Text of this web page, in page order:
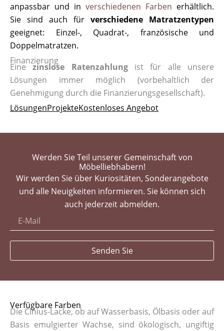
anpassbar und in verschiedenen Farben erhältlich.
Sie sind auch für verschiedene Matratzentypen
geeignet: Einzel-, Quadrat-, französische und
Doppelmatratzen.
Finanzierung
Einezinslose Ratenzahlungist für alle unsere
Lösungen immer möglich (vorbehaltlich der
Genehmigung durch die Finanzierungsgesellschaft).
LösungenProjekteKostenloses Angebot
Werden Sie Teil unserer Gemeinschaft von
Möbelliebhabern!
Wir werden Sie über Kuriositäten, Sonderangebote
und alle Neuigkeiten informieren. Sie können sich
auch jederzeit abmelden.
Senden Sie
Verfügbare Farben
Die Cinius-Lacke, ob auf Wasserbasis, Ölbasis oder auf
Basis emulgierter Wachse, sind ökologisch, ungiftig